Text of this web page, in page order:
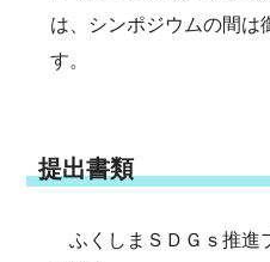
は、シンポジウムの間は
す。
提出書類
ふくしまＳＤＧｓ推